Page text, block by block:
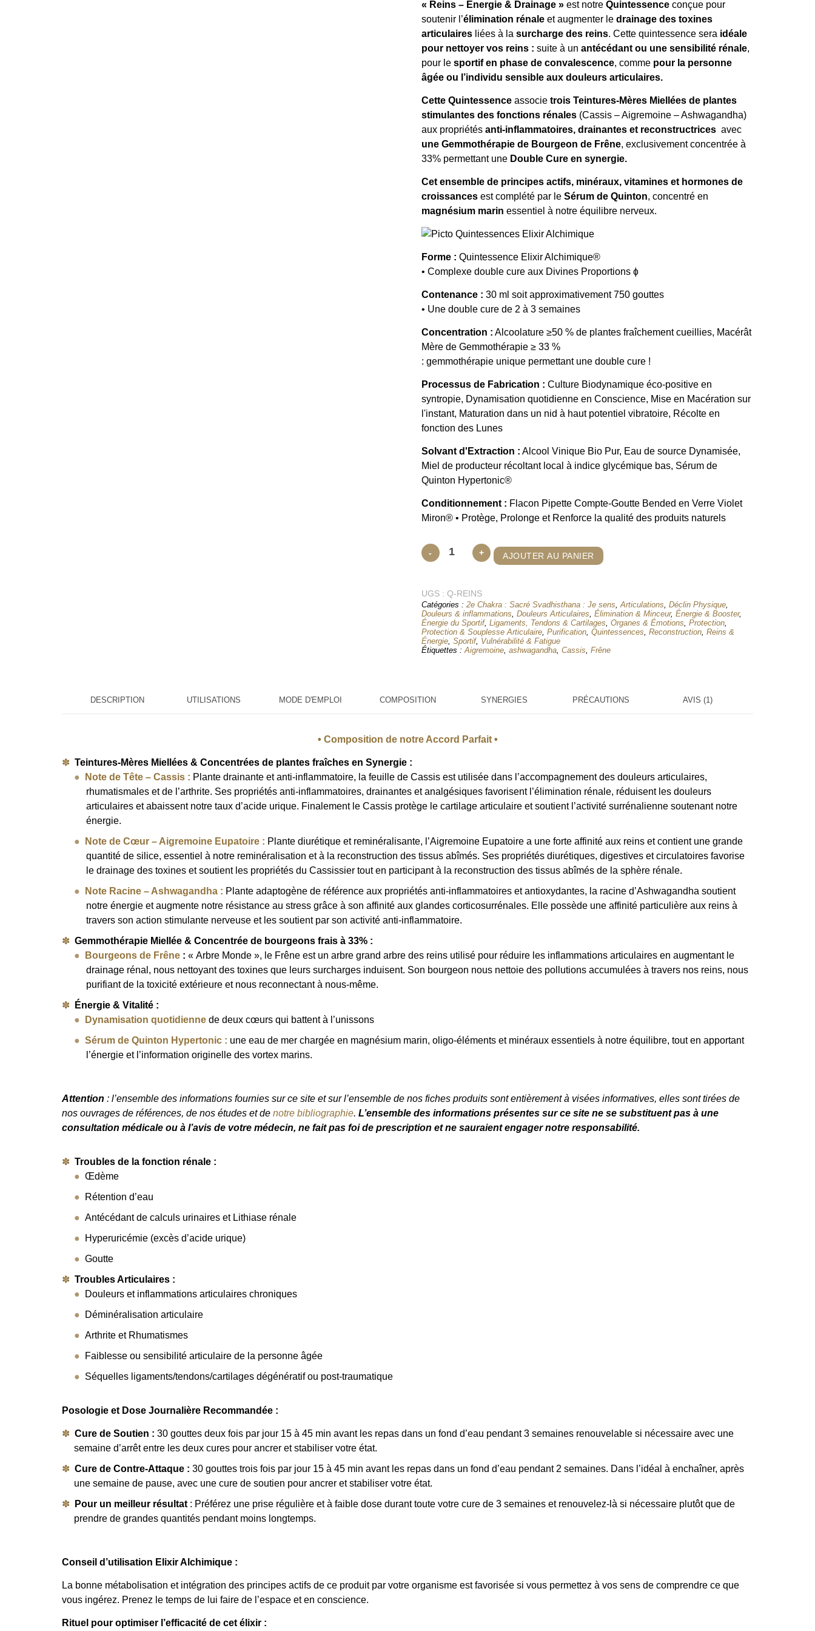
« Reins – Energie & Drainage »est notre Quintessence conçue pour
soutenir l’élimination rénaleet augmenter le drainage des toxines
articulairesliées à la surcharge des reins. Cette quintessence sera idéale
pour nettoyer vos reins: suite à un antécédant ou une sensibilité rénale,
pour le sportif en phase de convalescence, comme pour la personne
âgée ou l’individu sensible aux douleurs articulaires.
Cette Quintessenceassocietrois Teintures-Mères Miellées de plantes
stimulantes des fonctions rénales (Cassis – Aigremoine – Ashwagandha)
aux propriétésanti-inflammatoires, drainantes et reconstructrices avec
uneGemmothérapie de Bourgeon de Frêne, exclusivement concentrée à
33% permettant uneDouble Cure en synergie.
Cet ensemble de principes actifs, minéraux, vitamines et hormones de
croissancesest complété par le Sérum de Quinton, concentré en
magnésium marin essentiel à notre équilibre nerveux.
Forme : Quintessence Elixir Alchimique®
• Complexe double cure aux Divines Proportions ɸ
Contenance : 30 ml soit approximativement 750 gouttes
• Une double cure de 2 à 3 semaines
Concentration : Alcoolature ≥50 % de plantes fraîchement cueillies, Macérât
Mère de Gemmothérapie ≥ 33 %
: gemmothérapie unique permettant une double cure !
Processus de Fabrication : Culture Biodynamique éco-positive en
syntropie, Dynamisation quotidienne en Conscience, Mise en Macération sur
l'instant, Maturation dans un nid à haut potentiel vibratoire, Récolte en
fonction des Lunes
Solvant d'Extraction : Alcool Vinique Bio Pur, Eau de source Dynamisée,
Miel de producteur récoltant local à indice glycémique bas, Sérum de
Quinton Hypertonic®
Conditionnement : Flacon Pipette Compte-Goutte Bended en Verre Violet
Miron® • Protège, Prolonge et Renforce la qualité des produits naturels
-
quantité
Reins
Énergie & Drainage
+ AJOUTER AU PANIER
UGS : Q-REINS
Catégories : 2e Chakra : Sacré Svadhisthana : Je sens,Articulations, Déclin Physique,
Douleurs & inflammations, Douleurs Articulaires, Élimination & Minceur, Énergie & Booster,
Énergie du Sportif, Ligaments, Tendons & Cartilages, Organes & Émotions, Protection,
Protection & Souplesse Articulaire, Purification, Quintessences, Reconstruction, Reins &
Énergie, Sportif, Vulnérabilité & Fatigue
Étiquettes :Aigremoine, ashwagandha, Cassis, Frêne
DESCRIPTION UTILISATIONS MODE D'EMPLOI COMPOSITION SYNERGIES PRÉCAUTIONS AVIS (1)
• Composition de notre Accord Parfait •
Teintures-Mères Miellées & Concentrées de plantes fraîches en Synergie :
Note de Tête – Cassis : Plante drainante et anti-inflammatoire, la feuille de Cassis est utilisée dans l’accompagnement des douleurs articulaires,
rhumatismales et de l’arthrite. Ses propriétés anti-inflammatoires, drainantes et analgésiques favorisent l’élimination rénale, réduisent les douleurs
articulaires et abaissent notre taux d’acide urique. Finalement le Cassis protège le cartilage articulaire et soutient l’activité surrénalienne soutenant notre
énergie.
Note de Cœur – Aigremoine Eupatoire : Plante diurétique et reminéralisante, l’Aigremoine Eupatoire a une forte affinité aux reins et contient une grande
quantité de silice, essentiel à notre reminéralisation et à la reconstruction des tissus abîmés. Ses propriétés diurétiques, digestives et circulatoires favorise
le drainage des toxines et soutient les propriétés du Cassissier tout en participant à la reconstruction des tissus abîmés de la sphère rénale.
Note Racine – Ashwagandha : Plante adaptogène de référence aux propriétés anti-inflammatoires et antioxydantes, la racine d’Ashwagandha soutient
notre énergie et augmente notre résistance au stress grâce à son affinité aux glandes corticosurrénales. Elle possède une affinité particulière aux reins à
travers son action stimulante nerveuse et les soutient par son activité anti-inflammatoire.
Gemmothérapie Miellée & Concentrée de bourgeons frais à 33% :
Bourgeons de Frêne : « Arbre Monde », le Frêne est un arbre grand arbre des reins utilisé pour réduire les inflammations articulaires en augmentant le
drainage rénal, nous nettoyant des toxines que leurs surcharges induisent. Son bourgeon nous nettoie des pollutions accumulées à travers nos reins, nous
purifiant de la toxicité extérieure et nous reconnectant à nous-même.
Énergie & Vitalité :
Dynamisation quotidienne de deux cœurs qui battent à l’unissons
Sérum de Quinton Hypertonic : une eau de mer chargée en magnésium marin, oligo-éléments et minéraux essentiels à notre équilibre, tout en apportant
l’énergie et l’information originelle des vortex marins.
Attention : l’ensemble des informations fournies sur ce site et sur l’ensemble de nos fiches produits sont entièrement à visées informatives, elles sont tirées de
nos ouvrages de références, de nos études et de notre bibliographie. L’ensemble des informations présentes sur ce site ne se substituent pas à une
consultation médicale ou à l’avis de votre médecin, ne fait pas foi de prescription et ne sauraient engager notre responsabilité.
Troubles de la fonction rénale :
Œdème
Rétention d’eau
Antécédant de calculs urinaires et Lithiase rénale
Hyperuricémie (excès d’acide urique)
Goutte
Troubles Articulaires :
Douleurs et inflammations articulaires chroniques
Déminéralisation articulaire
Arthrite et Rhumatismes
Faiblesse ou sensibilité articulaire de la personne âgée
Séquelles ligaments/tendons/cartilages dégénératif ou post-traumatique
Posologie et Dose Journalière Recommandée :
Cure de Soutien : 30 gouttes deux fois par jour 15 à 45 min avant les repas dans un fond d’eau pendant 3 semaines renouvelable si nécessaire avec une
semaine d’arrêt entre les deux cures pour ancrer et stabiliser votre état.
Cure de Contre-Attaque : 30 gouttes trois fois par jour 15 à 45 min avant les repas dans un fond d’eau pendant 2 semaines. Dans l’idéal à enchaîner, après
une semaine de pause, avec une cure de soutien pour ancrer et stabiliser votre état.
Pour un meilleur résultat : Préférez une prise régulière et à faible dose durant toute votre cure de 3 semaines et renouvelez-là si nécessaire plutôt que de
prendre de grandes quantités pendant moins longtemps.
Conseil d’utilisation Elixir Alchimique :
La bonne métabolisation et intégration des principes actifs de ce produit par votre organisme est favorisée si vous permettez à vos sens de comprendre ce que
vous ingérez. Prenez le temps de lui faire de l’espace et en conscience.
Rituel pour optimiser l’efficacité de cet élixir :